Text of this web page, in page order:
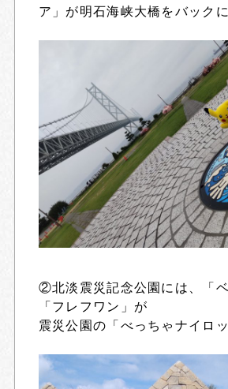
ア」が明石海峡大橋をバックに
②北淡震災記念公園には、「ベ
「フレフワン」が
震災公園の「べっちゃナイロ